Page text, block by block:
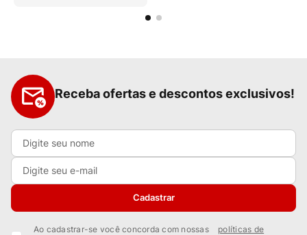
Receba ofertas e descontos exclusivos!
Cadastrar
Ao cadastrar-se você concorda com nossas
políticas de